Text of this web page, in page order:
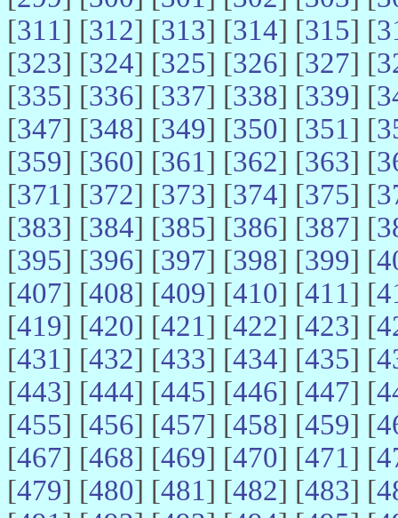
[311] [312] [313] [314] [315] [
[323] [324] [325] [326] [327] [
[335] [336] [337] [338] [339] [
[347] [348] [349] [350] [351] [
[359] [360] [361] [362] [363] [
[371] [372] [373] [374] [375] [
[383] [384] [385] [386] [387] [
[395] [396] [397] [398] [399] [
[407] [408] [409] [410] [411] [
[419] [420] [421] [422] [423] [
[431] [432] [433] [434] [435] [
[443] [444] [445] [446] [447] [
[455] [456] [457] [458] [459] [
[467] [468] [469] [470] [471] [
[479] [480] [481] [482] [483] [